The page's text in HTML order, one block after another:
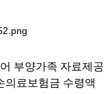
부양가족 자료제공
의료보험금 수령액